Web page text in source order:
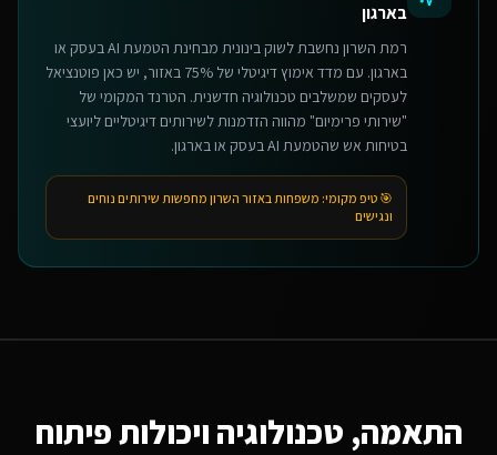
בארגון
רמת השרון נחשבת לשוק בינונית מבחינת הטמעת AI בעסק או
בארגון. עם מדד אימוץ דיגיטלי של 75% באזור, יש כאן פוטנציאל
לעסקים שמשלבים טכנולוגיה חדשנית. הטרנד המקומי של
"שירותי פרימיום" מהווה הזדמנות לשירותים דיגיטליים ליועצי
בטיחות אש שהטמעת AI בעסק או בארגון.
🎯 טיפ מקומי: משפחות באזור השרון מחפשות שירותים נוחים
ונגישים
התאמה, טכנולוגיה ויכולות פיתוח